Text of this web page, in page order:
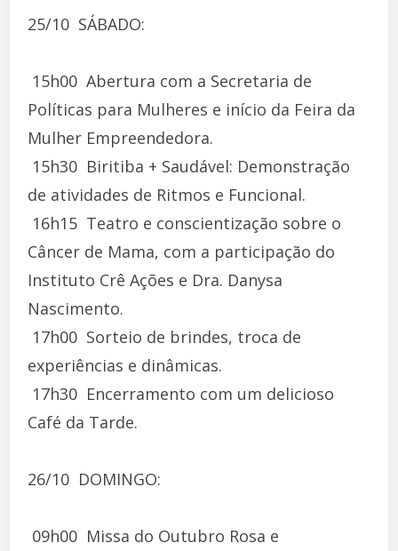
25/10  SÁBADO:
 15h00  Abertura com a Secretaria de
Políticas para Mulheres e início da Feira da
Mulher Empreendedora.
 15h30  Biritiba + Saudável: Demonstração
de atividades de Ritmos e Funcional.
 16h15  Teatro e conscientização sobre o
Câncer de Mama, com a participação do
Instituto Crê Ações e Dra. Danysa
Nascimento.
 17h00  Sorteio de brindes, troca de
experiências e dinâmicas.
 17h30  Encerramento com um delicioso
Café da Tarde.
26/10  DOMINGO:
 09h00  Missa do Outubro Rosa e